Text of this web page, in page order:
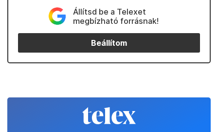
Állítsd be a Telexet
megbízható forrásnak!
Beállítom